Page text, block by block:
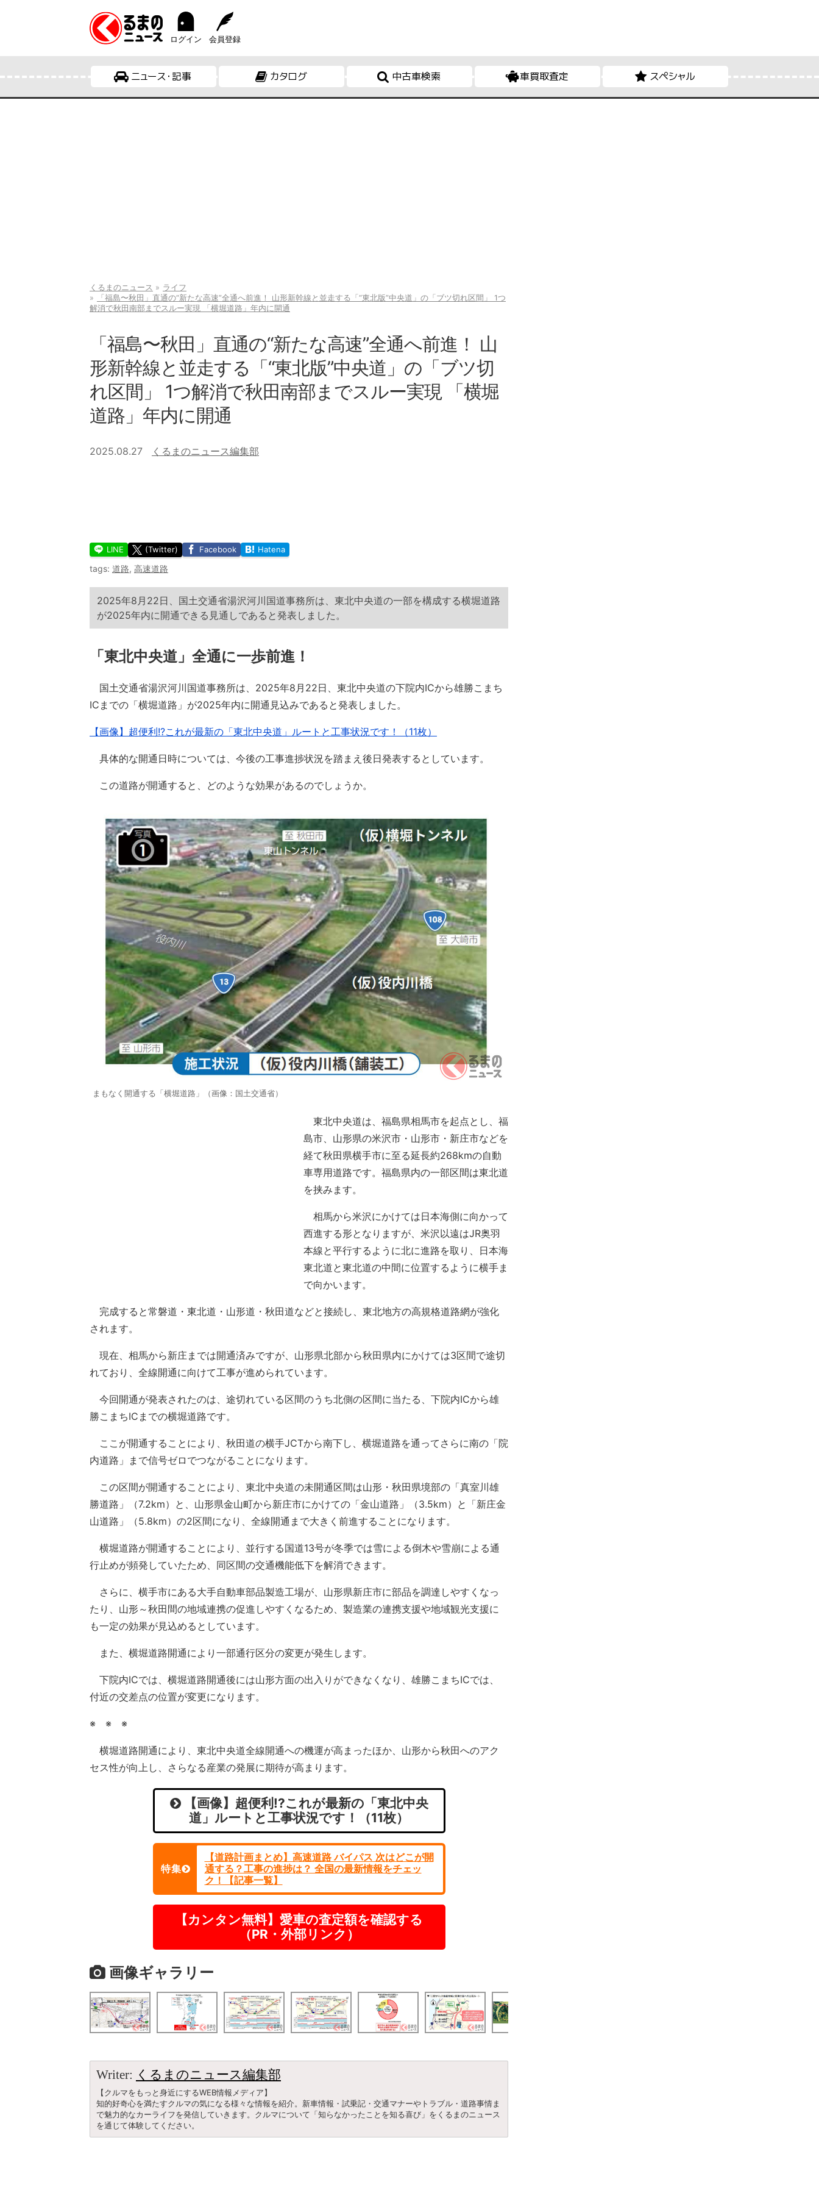
ログイン 会員登録
ニュース・記事 カタログ 中古車検索 車買取査定 スペシャル
くるまのニュース
ライフ
「福島〜秋田」直通の“新たな高速”全通へ前進！ 山形新幹線と並走する「“東北版”中央道」の「ブツ切れ区間」 1つ
解消で秋田南部までスルー実現 「横堀道路」年内に開通
「福島〜秋田」直通の“新たな高速”全通へ前進！ 山
形新幹線と並走する「“東北版”中央道」の「ブツ切
れ区間」 1つ解消で秋田南部までスルー実現 「横堀
道路」年内に開通
2025.08.27 くるまのニュース編集部
LINE (Twitter) Facebook Hatena
tags: 道路, 高速道路
2025年8月22日、国土交通省湯沢河川国道事務所は、東北中央道の一部を構成する横堀道路
が2025年内に開通できる見通しであると発表しました。
「東北中央道」全通に一歩前進！
国土交通省湯沢河川国道事務所は、2025年8月22日、東北中央道の下院内ICから雄勝こまち
ICまでの「横堀道路」が2025年内に開通見込みであると発表しました。
【画像】超便利!?これが最新の「東北中央道」ルートと工事状況です！（11枚）
具体的な開通日時については、今後の工事進捗状況を踏まえ後日発表するとしています。
この道路が開通すると、どのような効果があるのでしょうか。
まもなく開通する「横堀道路」（画像：国土交通省）
東北中央道は、福島県相馬市を起点とし、福
島市、山形県の米沢市・山形市・新庄市などを
経て秋田県横手市に至る延長約268kmの自動
車専用道路です。福島県内の一部区間は東北道
を挟みます。
相馬から米沢にかけては日本海側に向かって
西進する形となりますが、米沢以遠はJR奥羽
本線と平行するように北に進路を取り、日本海
東北道と東北道の中間に位置するように横手ま
で向かいます。
完成すると常磐道・東北道・山形道・秋田道などと接続し、東北地方の高規格道路網が強化
されます。
現在、相馬から新庄までは開通済みですが、山形県北部から秋田県内にかけては3区間で途切
れており、全線開通に向けて工事が進められています。
今回開通が発表されたのは、途切れている区間のうち北側の区間に当たる、下院内ICから雄
勝こまちICまでの横堀道路です。
ここが開通することにより、秋田道の横手JCTから南下し、横堀道路を通ってさらに南の「院
内道路」まで信号ゼロでつながることになります。
この区間が開通することにより、東北中央道の未開通区間は山形・秋田県境部の「真室川雄
勝道路」（7.2km）と、山形県金山町から新庄市にかけての「金山道路」（3.5km）と「新庄金
山道路」（5.8km）の2区間になり、全線開通まで大きく前進することになります。
横堀道路が開通することにより、並行する国道13号が冬季では雪による倒木や雪崩による通
行止めが頻発していたため、同区間の交通機能低下を解消できます。
さらに、横手市にある大手自動車部品製造工場が、山形県新庄市に部品を調達しやすくなっ
たり、山形～秋田間の地域連携の促進しやすくなるため、製造業の連携支援や地域観光支援に
も一定の効果が見込めるとしています。
また、横堀道路開通により一部通行区分の変更が発生します。
下院内ICでは、横堀道路開通後には山形方面の出入りができなくなり、雄勝こまちICでは、
付近の交差点の位置が変更になります。
※ ※ ※
横堀道路開通により、東北中央道全線開通への機運が高まったほか、山形から秋田へのアク
セス性が向上し、さらなる産業の発展に期待が高まります。
【画像】超便利!?これが最新の「東北中央
道」ルートと工事状況です！（11枚）
特集
【道路計画まとめ】高速道路 バイパス 次はどこが開
通する？工事の進捗は？ 全国の最新情報をチェッ
ク！【記事一覧】
【カンタン無料】愛車の査定額を確認する
（PR・外部リンク）
画像ギャラリー
Writer: くるまのニュース編集部
【クルマをもっと身近にするWEB情報メディア】
知的好奇心を満たすクルマの気になる様々な情報を紹介。新車情報・試乗記・交通マナーやトラブル・道路事情ま
で魅力的なカーライフを発信していきます。クルマについて「知らなかったことを知る喜び」をくるまのニュース
を通じて体験してください。